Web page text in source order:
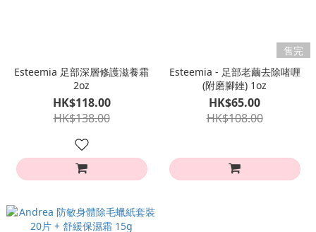
Esteemia 足部深層修護滋養霜
2oz
HK$118.00
HK$138.00
售完
Esteemia - 足部老繭去除啫喱
(附磨腳銼) 1oz
HK$65.00
HK$108.00